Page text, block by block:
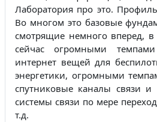
Лаборатория про это.
Во многом это базовые
смотрящие немного вперед,
сейчас огромными темпами
интернет вещей для
энергетики, огромными
спутниковые каналы связи и
системы связи по мере
т.д.